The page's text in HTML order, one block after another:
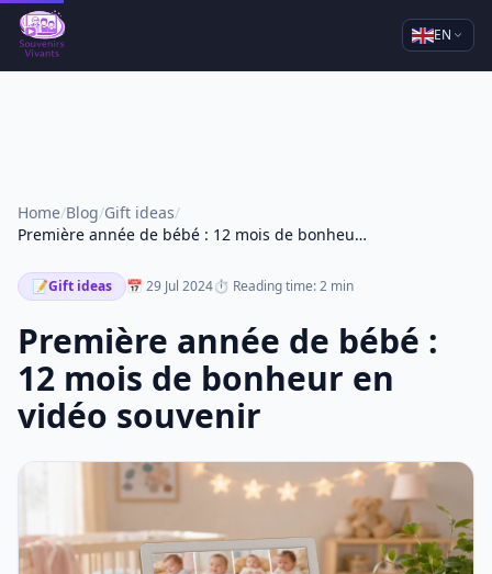
EN
Home/Blog/Gift ideas/
Première année de bébé : 12 mois de bonheur en vidéo souvenir
📝Gift ideas 📅 29 Jul 2024⏱ Reading time: 2 min
Première année de bébé :
12 mois de bonheur en
vidéo souvenir